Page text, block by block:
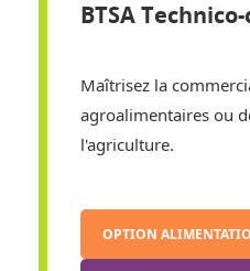
BTSA
Maîtrisez la
agroalimentaires ou
l'agriculture.
OPTION